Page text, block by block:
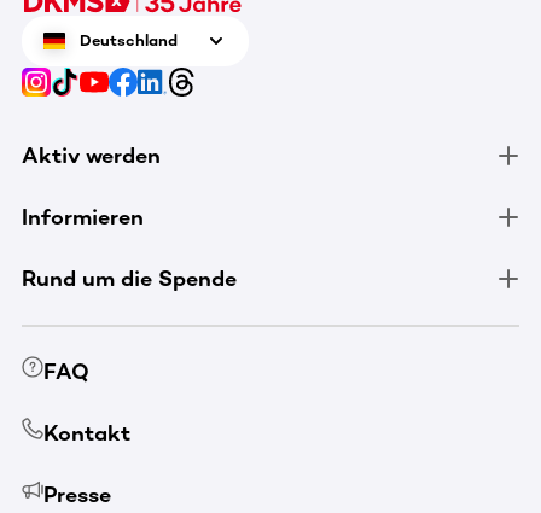
Deutschland
Aktiv werden
Informieren
Rund um die Spende
FAQ
Kontakt
Presse